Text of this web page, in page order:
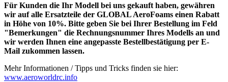
Für Kunden die Ihr Modell bei uns gekauft haben, gewähren
wir auf alle Ersatzteile der GLOBAL AeroFoams einen Rabatt
in Höhe von 10%. Bitte geben Sie bei Ihrer Bestellung im Feld
"Bemerkungen" die Rechnungsnummer Ihres Modells an und
wir werden Ihnen eine angepasste Bestellbestätigung per E-
Mail zukommen lassen.
Mehr Informationen / Tipps und Tricks finden sie hier:
www.aeroworldrc.info